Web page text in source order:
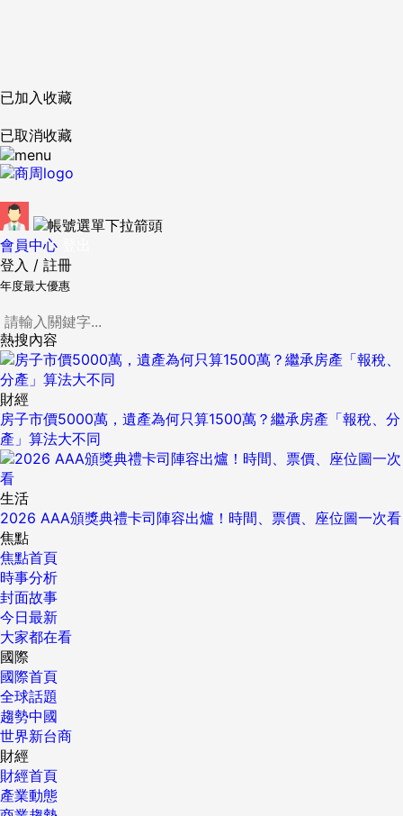
已加入收藏
已取消收藏
會員中心
登入 / 註冊
年度最大優惠
熱搜內容
財經
房子市價5000萬，遺產為何只算1500萬？繼承房產「報稅、分
產」算法大不同
生活
2026 AAA頒獎典禮卡司陣容出爐！時間、票價、座位圖一次看
焦點
焦點首頁
時事分析
封面故事
今日最新
大家都在看
國際
國際首頁
全球話題
趨勢中國
世界新台商
財經
財經首頁
產業動態